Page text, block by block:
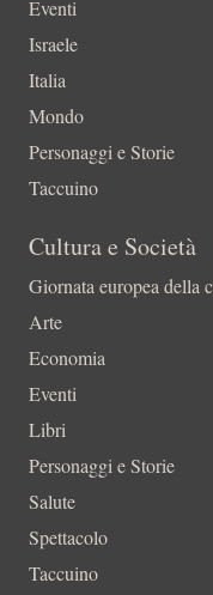
Eventi
Israele
Italia
Mondo
Personaggi e Storie
Taccuino
Cultura e Società
Giornata europea della
Arte
Economia
Eventi
Libri
Personaggi e Storie
Salute
Spettacolo
Taccuino